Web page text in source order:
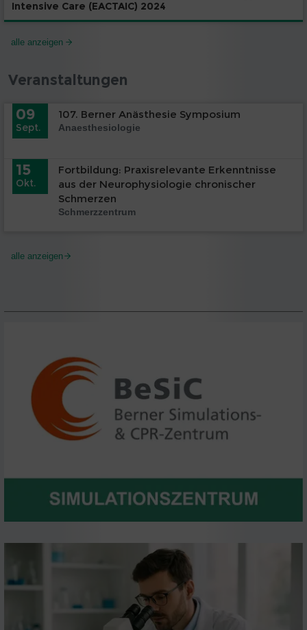
Intensive Care (EACTAIC) 2024
alle anzeigen
Veranstaltungen
09
Sept.
107. Berner Anästhesie Symposium
Anaesthesiologie
15
Okt.
Fortbildung: Praxisrelevante Erkenntnisse
aus der Neurophysiologie chronischer
Schmerzen
Schmerzzentrum
alle anzeigen